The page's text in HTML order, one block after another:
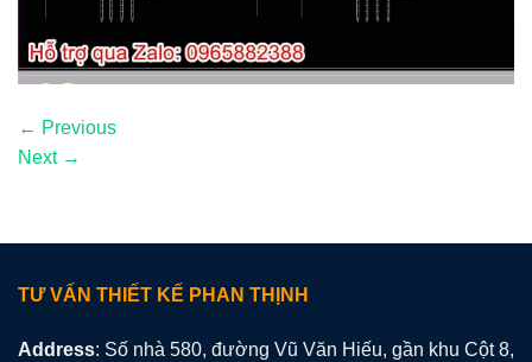
← Previous
Next →
TƯ VẤN THIẾT KẾ PHAN THỊNH
Address: Số nhà 580, đường Vũ Văn Hiếu, gần khu Cột 8,